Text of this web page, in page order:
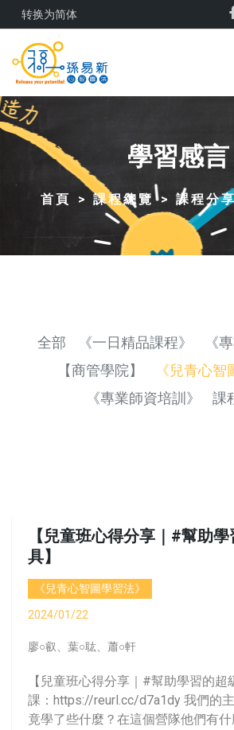
转换为简体
學習感言
首頁 課程總覽 課程分
全部 《一日精品課程》
《
【商管學院】
《兒青心智
《專業師資培訓》
課
【兒童班心得分享｜#幫助
具】
《兒青心智圖學習法》
2024/01/22
廖○叡、葉○耾、蕭○軒
【兒童班心得分享｜#幫助學習的超
課：https://reurl.cc/d7a1dy 我們的
竟學了些什麼？在這個營隊他們有